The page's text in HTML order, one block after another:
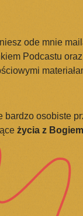
ode mnie
Podcastu
bardzo osobiste
życia z Bogiem